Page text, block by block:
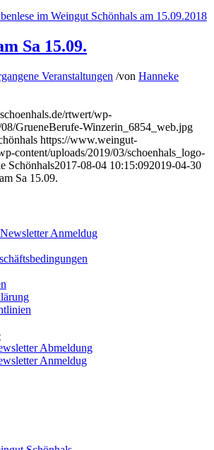
Sa 15.09.
Veranstaltungen /von Hanneke
rtwert/wp-
GrueneBerufe-Winzerin_6854_web.jpg
https://www.weingut-
content/uploads/2019/03/schoenhals_logo-
Schönhals2017-08-04 10:15:092019-04-30
Sa 15.09.
Anmeldug
Abmeldung
Anmeldug